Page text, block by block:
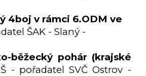
4boj v rámci 6.ODM ve
ŠAK - Slaný -
běžecký pohár (krajské
- pořadatel SVČ Ostrov -